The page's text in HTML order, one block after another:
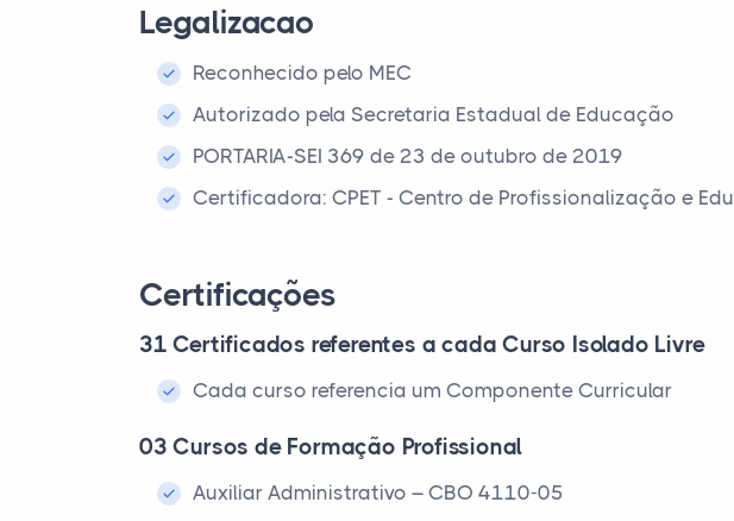
Legalizacao
Reconhecido pelo MEC
Autorizado pela Secretaria Estadual de Educação
PORTARIA-SEI 369 de 23 de outubro de 2019
Certificadora: CPET - Centro de Profissionalização e
Certificações
31 Certificados referentes a cada Curso Isolado Livre
Cada curso referencia um Componente Curricular
03 Cursos de Formação Profissional
Auxiliar Administrativo – CBO 4110-05